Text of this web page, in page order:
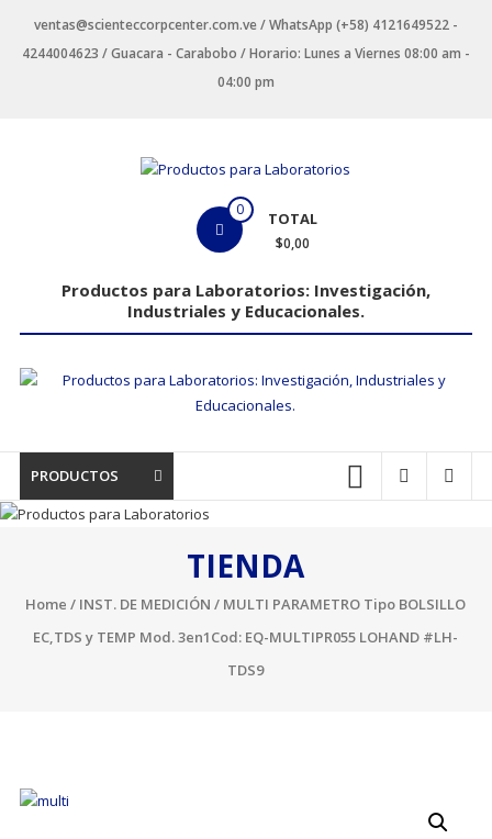
contenido
ventas@scienteccorpcenter.com.ve / WhatsApp (+58) 4121649522 -
4244004623 / Guacara - Carabobo / Horario: Lunes a Viernes 08:00 am -
04:00 pm
Laboratorios
Industriales
y
0 TOTAL
$0,00
Productos para Laboratorios: Investigación,
Industriales y Educacionales.
PRODUCTOS
TIENDA
Home / INST. DE MEDICIÓN / MULTI PARAMETRO Tipo BOLSILLO
EC,TDS y TEMP Mod. 3en1Cod: EQ-MULTIPR055 LOHAND #LH-
TDS9